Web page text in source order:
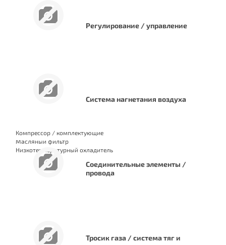
Регулирование / управление
Система нагнетания воздуха
Компрессор / комплектующие
Масляный фильтр
Низкотемпературный охладитель
Соединительные элементы /
провода
Тросик газа / система тяг и